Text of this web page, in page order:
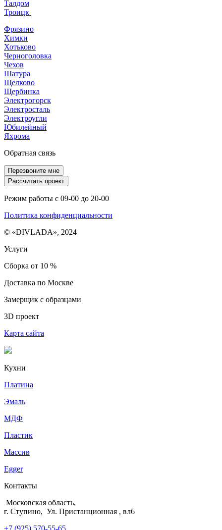
Талдом
Троицк
Фрязино
Химки
Хотьково
Черноголовка
Чехов
Шатура
Щелково
Щербинка
Электрогорск
Электросталь
Электроугли
Юбилейный
Яхрома
Обратная связь
Перезвоните мне
Рассчитать проект
Режим работы с 09-00 до 20-00
Политика конфиденциальности
© «DIVLADA», 2024
Услуги
Сборка от 10 %
Доставка по Москве
Замерщик с образцами
3D проект
Карта сайта
Кухни
Платина
Эмаль
МДФ
Пластик
Массив
Egger
Контакты
Московская область,
г. Ступино, Ул. Пристанционная , вл6
+7 (925) 570-55-65